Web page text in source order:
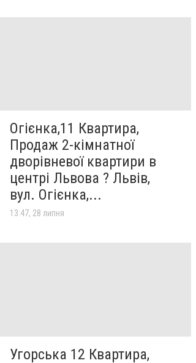
Огієнка,11 Квартира,
Продаж 2-кімнатної
дворівневої квартири в
центрі Львова ? Львів,
вул. Огієнка,...
13:47, 28 липня
Угорська 12 Квартира,